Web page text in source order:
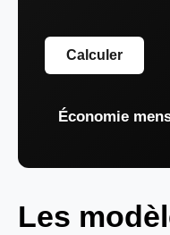
Calculer
Économie
Les